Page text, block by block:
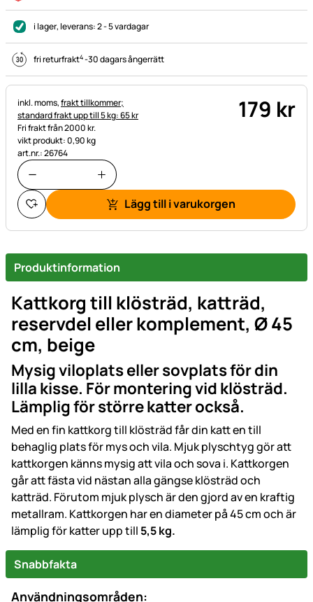
i lager, leverans:2 - 5 vardagar
fri returfrakt4-30 dagars ångerrätt
Skatteinformation:
inkl. moms,frakt tillkommer;
standard frakt upp till 5 kg: 65 kr
Fri frakt från 2000 kr.
vikt produkt: 0,90 kg
art.nr.: 26764
179 kr
Lägg till i varukorgen
Produktinformation
Kattkorg till klösträd, katträd,
reservdel eller komplement, Ø 45
cm, beige
Mysig viloplats eller sovplats för din
lilla kisse. För montering vid klösträd.
Lämplig för större katter också.
Med en fin kattkorg till klösträd får din katt en till
behaglig plats för mys och vila. Mjuk plyschtyg gör att
kattkorgen känns mysig att vila och sova i. Kattkorgen
går att fästa vid nästan alla gängse klösträd och
katträd. Förutom mjuk plysch är den gjord av en kraftig
metallram. Kattkorgen har en diameter på 45 cm och är
lämplig för katter upp till 5,5 kg.
Snabbfakta
Användningsområden: